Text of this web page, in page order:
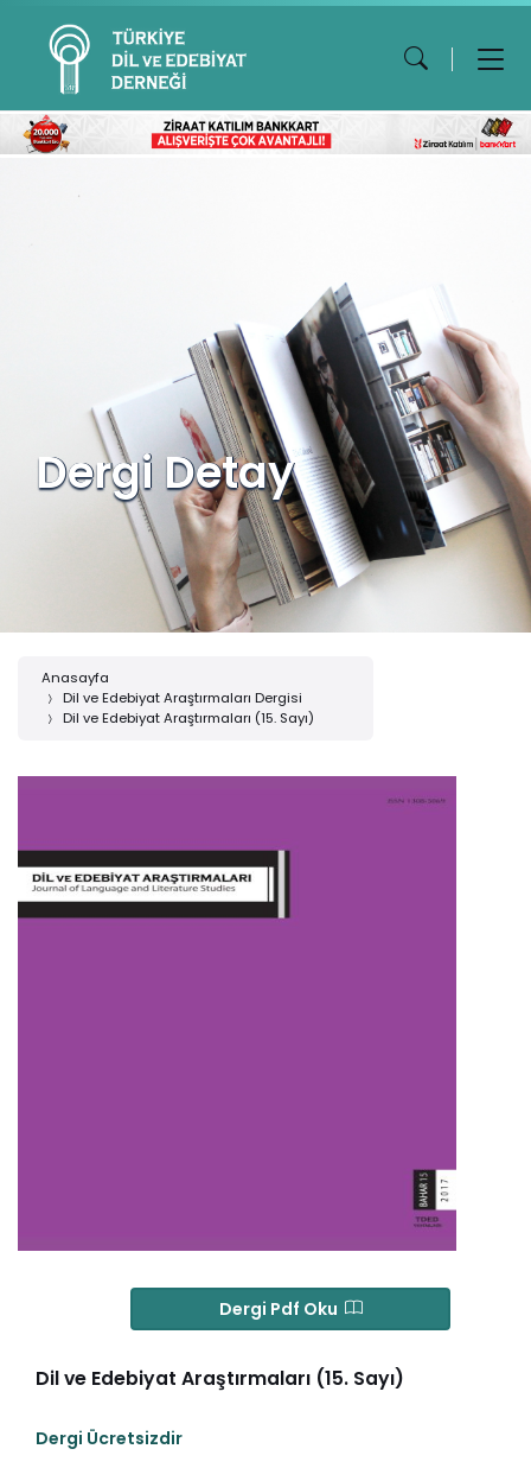
Dergi Detay
Anasayfa
Dil ve Edebiyat Araştırmaları Dergisi
Dil ve Edebiyat Araştırmaları (15. Sayı)
Dergi Pdf Oku
Dil ve Edebiyat Araştırmaları (15. Sayı)
Dergi Ücretsizdir